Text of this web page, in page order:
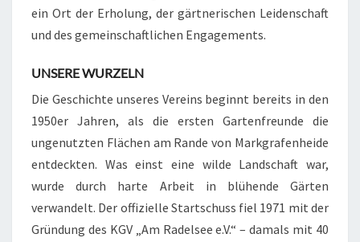
ein Ort der Erholung, der gärtnerischen Leidenschaft
und des gemeinschaftlichen Engagements.
UNSERE WURZELN
Die Geschichte unseres Vereins beginnt bereits in den
1950er Jahren, als die ersten Gartenfreunde die
ungenutzten Flächen am Rande von Markgrafenheide
entdeckten. Was einst eine wilde Landschaft war,
wurde durch harte Arbeit in blühende Gärten
verwandelt. Der offizielle Startschuss fiel 1971 mit der
Gründung des KGV „Am Radelsee e.V.“ – damals mit 40